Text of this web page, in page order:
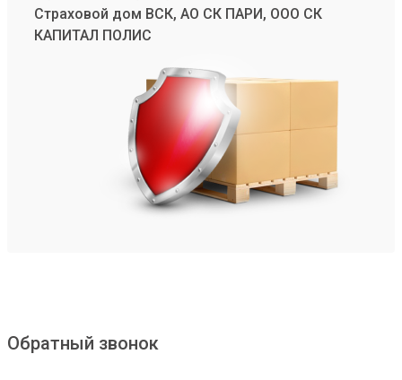
Страховой дом ВСК, АО СК ПАРИ, ООО СК
КАПИТАЛ ПОЛИС
Обратный звонок